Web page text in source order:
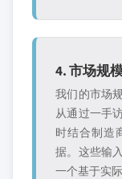
4. 市场规
我们的市场
从通过一手
时结合制造
据。这些输
一个基于实